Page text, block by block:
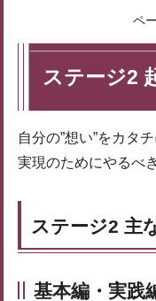
ペ
ステージ2
自分の”想い”をカタ
実現のためにやるべ
ステージ2 主
基本編・実践